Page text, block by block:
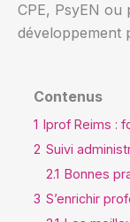
CPE, PsyEN ou
développement
Contenus
1 Iprof Reims :
2 Suivi
2.1 Bonnes
3 S’enrichir